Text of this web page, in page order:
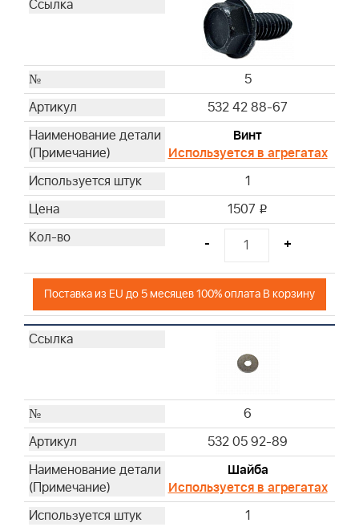
5
532 42 88-67
Винт
Используется в агрегатах
1
1507 i
- +
Поставка из EU до 5 месяцев 100% оплата В корзину
6
532 05 92-89
Шайба
Используется в агрегатах
1